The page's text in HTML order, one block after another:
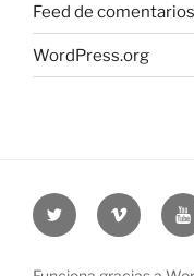
Feed de comentarios
WordPress.org
Twitter
UOC
Vimeo
UOC